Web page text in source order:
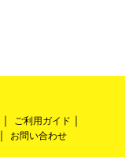
ご利用ガイド
お問い合わせ